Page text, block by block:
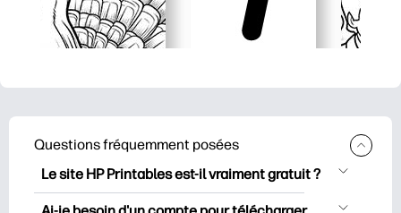
Questions fréquemment posées
Le site HP Printables est-il vraiment gratuit ?
HP Printables propose plus de 2500